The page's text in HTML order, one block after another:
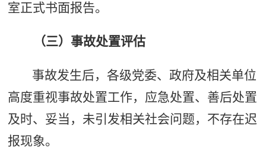
室正式书面报告。
（三） 事故处置评估
事故发生后，各级党委、政府及相关单位
高度重视事故处置工作，应急处置、善后处置
及时、妥当，未引发相关社会问题，不存在迟
报现象。